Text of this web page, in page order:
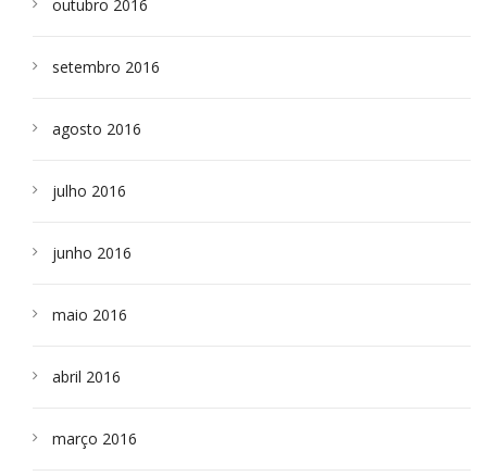
outubro 2016
setembro 2016
agosto 2016
julho 2016
junho 2016
maio 2016
abril 2016
março 2016